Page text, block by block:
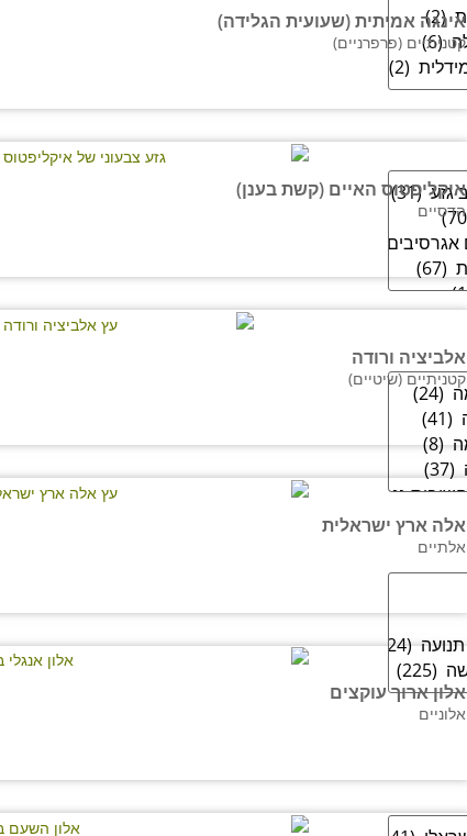
אינגה אמיתית (שעועית הגלידה)
קטניתיים (פרפרניים)
איקליפטוס האיים (קשת בענן)
הדסיים
אלביציה ורודה
קטניתיים (שיטיים)
אלה ארץ ישראלית
אלתיים
אלון ארוך עוקצים
אלוניים